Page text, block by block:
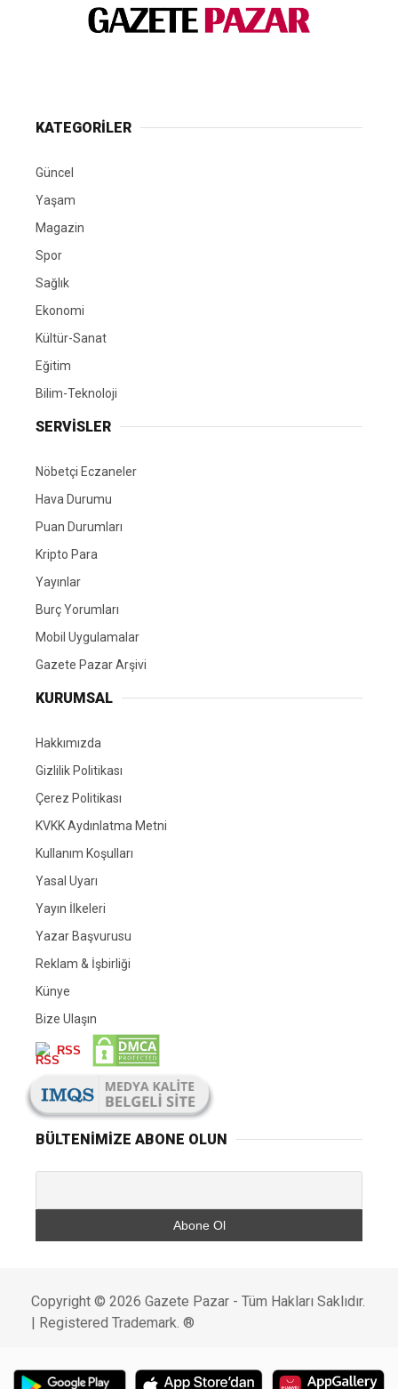
KATEGORİLER
Güncel
Yaşam
Magazin
Spor
Sağlık
Ekonomi
Kültür-Sanat
Eğitim
Bilim-Teknoloji
SERVİSLER
Nöbetçi Eczaneler
Hava Durumu
Puan Durumları
Kripto Para
Yayınlar
Burç Yorumları
Mobil Uygulamalar
Gazete Pazar Arşivi
KURUMSAL
Hakkımızda
Gizlilik Politikası
Çerez Politikası
KVKK Aydınlatma Metni
Kullanım Koşulları
Yasal Uyarı
Yayın İlkeleri
Yazar Başvurusu
Reklam & İşbirliği
Künye
Bize Ulaşın
RSS
BÜLTENIMIZE ABONE OLUN
Copyright © 2026 Gazete Pazar - Tüm Hakları Saklıdır.
| Registered Trademark. ®